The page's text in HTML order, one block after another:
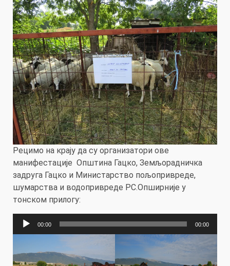
Рецимо на крају да су организатори ове
манифестације Општина Гацко, Земљорадничка
задруга Гацко и Министарство пољопривреде,
шумарства и водопривреде РС.Опширније у
тонском прилогу:
Прегледач
00:00 00:00